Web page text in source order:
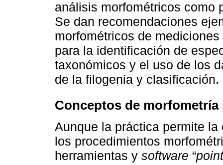
análisis morfométricos como
Se dan recomendaciones
morfométricos de
para la identificación de
taxonómicos y el uso de los
de la filogenia y clasificación.
Conceptos de morfometría
Aunque la práctica permite
los procedimientos
herramientas y software “